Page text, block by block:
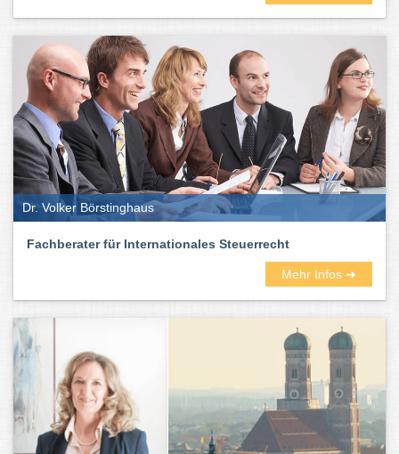
Dr. Volker Börstinghaus
Fachberater für Internationales Steuerrecht
Mehr Infos ➜